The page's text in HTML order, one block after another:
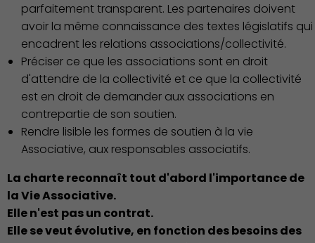
Culture
Emploi
parfaitement transparent. Les partenaires doivent
avoir la même connaissance des textes législatifs qui
encadrent les relations associations/collectivité.
Préciser ce que les associations sont en droit
d'attendre de la collectivité et ce que la collectivité
est en droit de demander aux associations en
contrepartie de son soutien.
Rendre lisible les formes de soutien à la vie
Associative, aux responsables associatifs.
La charte reconnaît tout d'abord l'importance de
la Vie Associative.
Elle n'est pas un contrat.
Elle se veut évolutive, en fonction des besoins des